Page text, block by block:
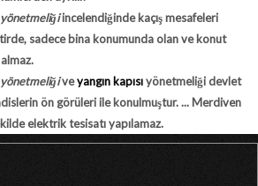
yönetmeliğiincelendiğinde kaçış mesafeleri
sadece bina konumunda olan ve konut
yönetmeliğiveyangın kapısıyönetmeliği devlet
ön görüleri ile konulmuştur. ... Merdiven
elektrik tesisatı yapılamaz.